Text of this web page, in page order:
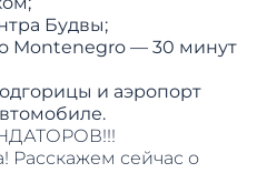
Будвы;
Montenegro — 30 минут
и аэропорт
Расскажем сейчас о